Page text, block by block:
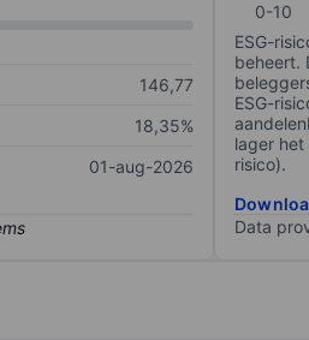
146,77
18,35%
01-aug-2026
0-10
ESG-
beheert.
ESG-
lager
risico).
Data